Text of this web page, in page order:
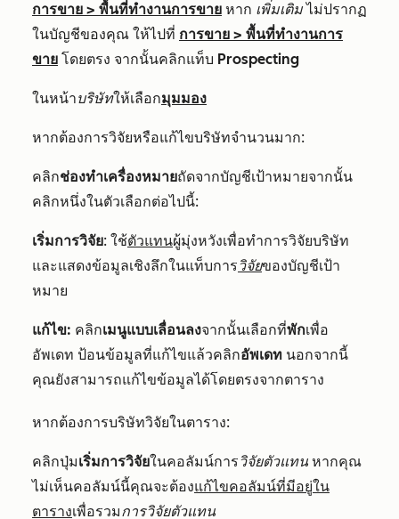
การขาย > พื้นที่ทำงานการขาย หาก เพิ่มเติมไม่ปรากฏ
ในบัญชีของคุณ ให้ไปที่ การขาย > พื้นที่ทำงานการ
ขาย โดยตรง จากนั้นคลิกแท็บ Prospecting
ในหน้าบริษัทให้เลือกมุมมอง
หากต้องการวิจัยหรือแก้ไขบริษัทจำนวนมาก:
คลิกช่องทำเครื่องหมายถัดจากบัญชีเป้าหมายจากนั้น
คลิกหนึ่งในตัวเลือกต่อไปนี้:
เริ่มการวิจัย: ใช้ตัวแทนผู้มุ่งหวังเพื่อทำการวิจัยบริษัท
และแสดงข้อมูลเชิงลึกในแท็บการวิจัยของบัญชีเป้า
หมาย
แก้ไข: คลิกเมนูแบบเลื่อนลงจากนั้นเลือกที่พักเพื่อ
อัพเดท ป้อนข้อมูลที่แก้ไขแล้วคลิกอัพเดท นอกจากนี้
คุณยังสามารถแก้ไขข้อมูลได้โดยตรงจากตาราง
หากต้องการบริษัทวิจัยในตาราง:
คลิกปุ่มเริ่มการวิจัยในคอลัมน์การวิจัยตัวแทน หากคุณ
ไม่เห็นคอลัมน์นี้คุณจะต้องแก้ไขคอลัมน์ที่มีอยู่ใน
ตารางเพื่อรวมการวิจัยตัวแทน